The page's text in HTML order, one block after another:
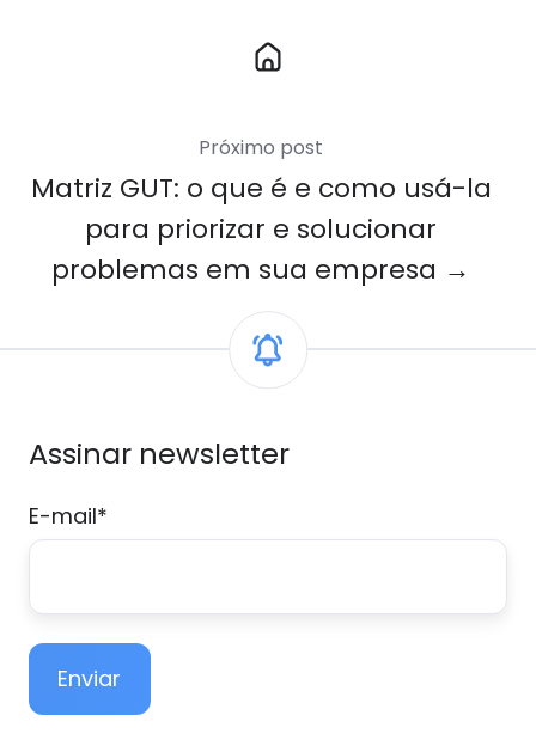
Link
Home
Próximo post
Matriz GUT: o que é e como usá-la
para priorizar e solucionar
problemas em sua empresa →
Assinar newsletter
E-mail*